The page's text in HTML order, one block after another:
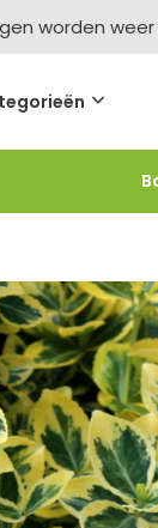
worden
-2,5% vanaf